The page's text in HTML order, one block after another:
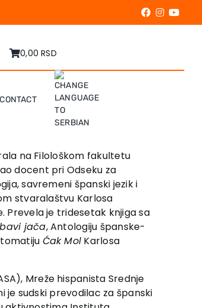
0,00 RSD
CONTACT
na Filološkom fakul­tetu
docent pri Odseku­ za
savremeni španski jezik i
stvaralaštvu Karlosa
Prevela je tri­desetak knjiga sa
jača, Antolo­gi­ju­ španske­
Ćak Mol Karlosa
Mreže hispanista Srednje
je sudski prevodilac za špan­ski